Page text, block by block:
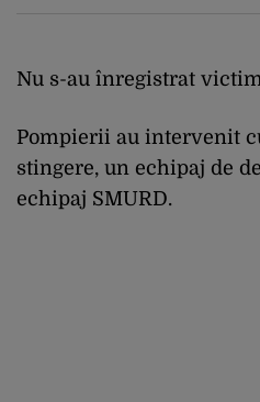
Nu s-au înregistrat
Pompierii au intervenit
stingere, un echipaj de
echipaj SMURD.